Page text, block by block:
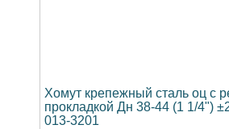
Хомут крепежный сталь оц с
прокладкой Дн 38-44 (1 1/4")
013-3201